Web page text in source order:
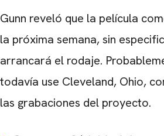
Gunn reveló que la película
la próxima semana, sin
arrancará el rodaje.
todavía use Cleveland, Ohio,
las grabaciones del proyecto.